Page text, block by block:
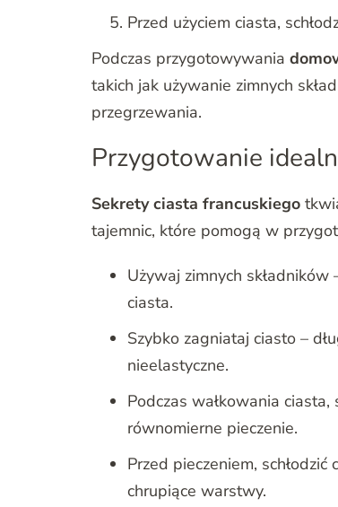
Przed użyciem ciasta,
Podczas przygotowywania
takich jak używanie zimnych
przegrzewania.
Przygotowanie
Sekrety ciasta francuskiego
tajemnic, które pomogą w
Używaj zimnych
ciasta.
Szybko zagniataj ciasto –
nieelastyczne.
Podczas wałkowania
równomierne pieczenie.
Przed pieczeniem,
chrupiące warstwy.